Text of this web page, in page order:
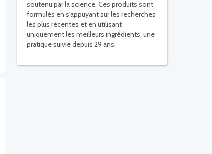
soutenu par la science. Ces produits sont
formulés en s'appuyant sur les recherches
les plus récentes et en utilisant
uniquement les meilleurs ingrédients, une
pratique suivie depuis 29 ans.